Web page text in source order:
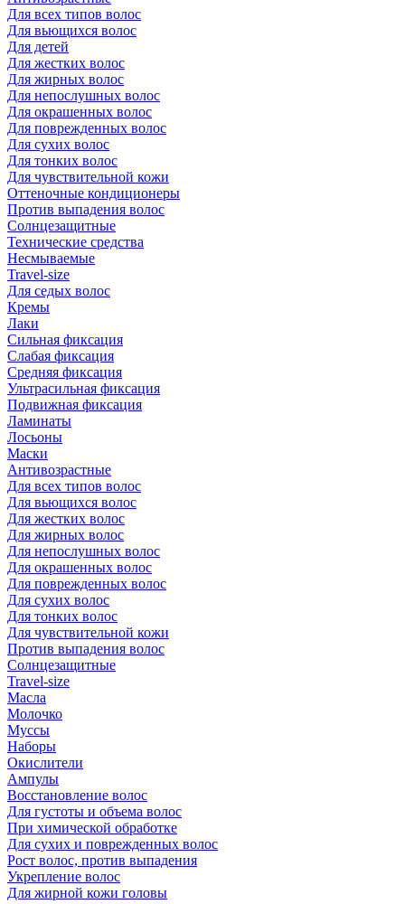
Для всех типов волос
Для вьющихся волос
Для детей
Для жестких волос
Для жирных волос
Для непослушных волос
Для окрашенных волос
Для поврежденных волос
Для сухих волос
Для тонких волос
Для чувствительной кожи
Оттеночные кондиционеры
Против выпадения волос
Солнцезащитные
Технические средства
Несмываемые
Travel-size
Для седых волос
Кремы
Лаки
Сильная фиксация
Слабая фиксация
Средняя фиксация
Ультрасильная фиксация
Подвижная фиксация
Ламинаты
Лосьоны
Маски
Антивозрастные
Для всех типов волос
Для вьющихся волос
Для жестких волос
Для жирных волос
Для непослушных волос
Для окрашенных волос
Для поврежденных волос
Для сухих волос
Для тонких волос
Для чувствительной кожи
Против выпадения волос
Солнцезащитные
Travel-size
Масла
Молочко
Муссы
Наборы
Окислители
Ампулы
Восстановление волос
Для густоты и объема волос
При химической обработке
Для сухих и поврежденных волос
Рост волос, против выпадения
Укрепление волос
Для жирной кожи головы